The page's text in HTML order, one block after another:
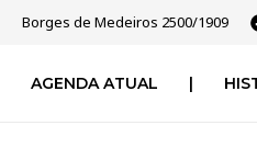
Borges de Medeiros 2500/1909
AGENDA ATUAL |